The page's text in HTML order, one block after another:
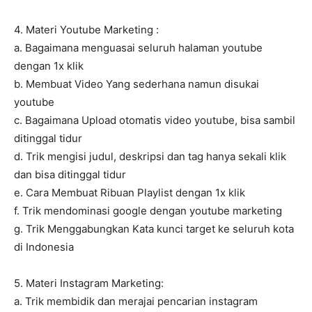
4. Materi Youtube Marketing :
a. Bagaimana menguasai seluruh halaman youtube
dengan 1x klik
b. Membuat Video Yang sederhana namun disukai
youtube
c. Bagaimana Upload otomatis video youtube, bisa sambil
ditinggal tidur
d. Trik mengisi judul, deskripsi dan tag hanya sekali klik
dan bisa ditinggal tidur
e. Cara Membuat Ribuan Playlist dengan 1x klik
f. Trik mendominasi google dengan youtube marketing
g. Trik Menggabungkan Kata kunci target ke seluruh kota
di Indonesia
5. Materi Instagram Marketing:
a. Trik membidik dan merajai pencarian instagram